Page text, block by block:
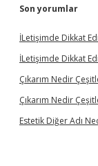
Son yorumlar
İLetişimde Dikkat
İLetişimde Dikkat
Çıkarım Nedir
Çıkarım Nedir
Estetik Diğer Adı